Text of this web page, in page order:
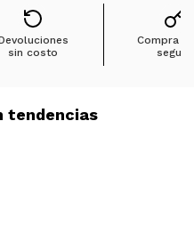
sin costo
Compra
segura
tendencias